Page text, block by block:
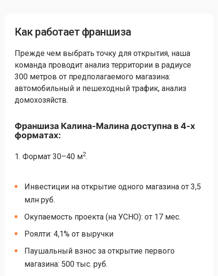
Как работает франшиза
Прежде чем выбрать точку для открытия, наша
команда проводит анализ территории в радиусе
300 метров от предполагаемого магазина:
автомобильный и пешеходный трафик, анализ
домохозяйств.
Франшиза Калина-Малина доступна в 4-х
форматах:
1. Формат 30–40 м2.
Инвестиции на открытие одного магазина от 3,5
млн руб.
Окупаемость проекта (на УСНО): от 17 мес.
Роялти: 4,1% от выручки
Паушальный взнос за открытие первого
магазина: 500 тыс. руб.